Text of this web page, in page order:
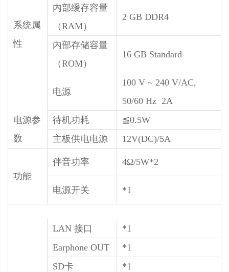
系统属
性
内部缓存容量
（RAM）
2 GB DDR4
内部存储容量
（ROM）
16 GB Standard
电源参
数
电源
100 V ~ 240 V/AC,
50/60 Hz 2A
待机功耗
≦0.5W
主板供电电源
12V(DC)/5A
功能
伴音功率 4Ω/5W*2
电源开关 *1
LAN 接口
*1
Earphone OUT
*1
SD卡
*1